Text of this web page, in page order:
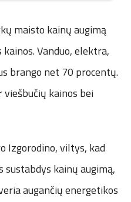
maisto kainų augimą
Vanduo, elektra,
brango net 70 procentų.
kainos bei
Izgorodino, viltys, kad
sustabdys kainų augimą,
augančių energetikos